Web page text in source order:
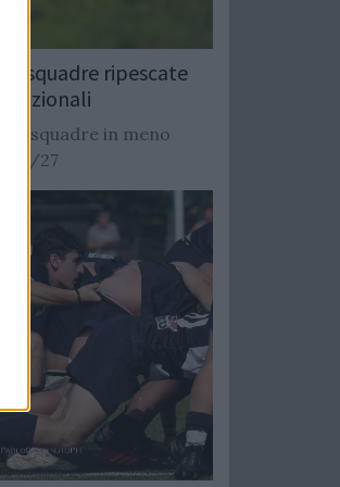
squadre ripescate
nazionali
squadre in meno
27